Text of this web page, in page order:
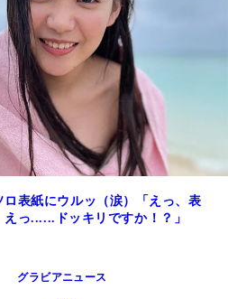
表紙にウルッ（涙）「えっ、表
っ......ドッキリですか！？」
グラビアニュース